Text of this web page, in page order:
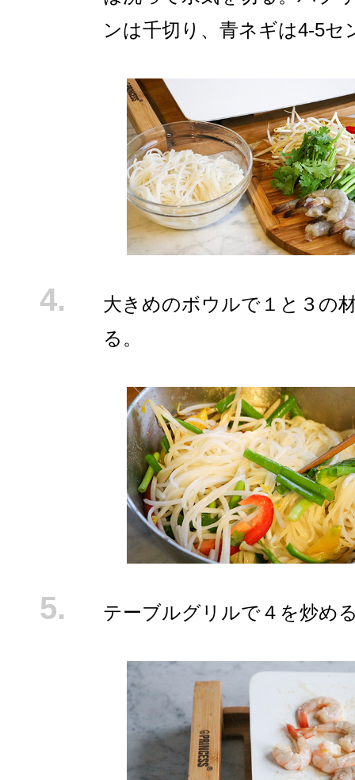
ンは千切り、青ネギは4-5セ
大きめのボウルで１と３の
る。
テーブルグリルで４を炒め